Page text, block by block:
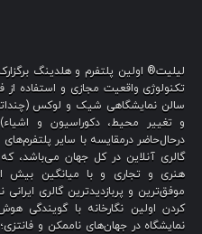
لیلیت® اولین پلتفرم و هلدینگ
تکنولوژی واقعیت مجازی و استفاده
سالن نمایشگاهی شیک و لوکس
و تغییر محیط، دکوراسیون و
درحال‌حاضر درمقایسه با سایر
هنری و تجاری و با میانگین بیش از
موفق‌ترین و پربازدیدترین گالری
کردن اولین نگارخانه با گویندگی
نمایشگاه در جهان‌های ناممکن و